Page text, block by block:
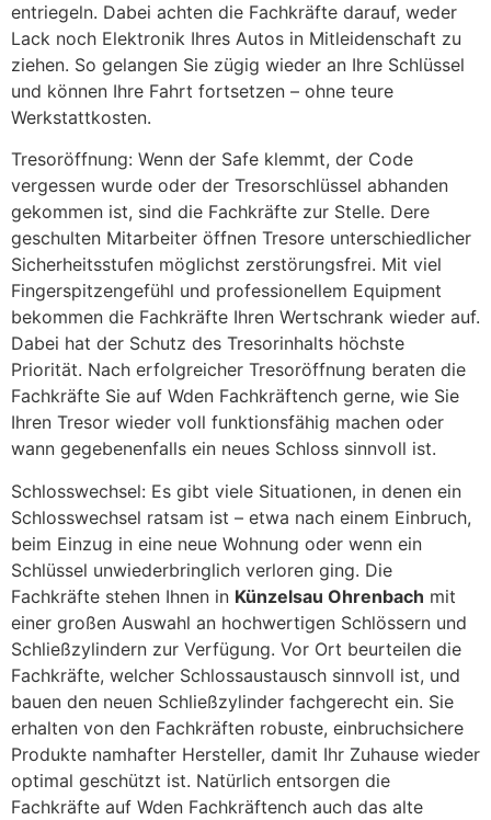
entriegeln. Dabei achten die Fachkräfte darauf, weder
Lack noch Elektronik Ihres Autos in Mitleidenschaft zu
ziehen. So gelangen Sie zügig wieder an Ihre Schlüssel
und können Ihre Fahrt fortsetzen – ohne teure
Werkstattkosten.
Tresoröffnung: Wenn der Safe klemmt, der Code
vergessen wurde oder der Tresorschlüssel abhanden
gekommen ist, sind die Fachkräfte zur Stelle. Dere
geschulten Mitarbeiter öffnen Tresore unterschiedlicher
Sicherheitsstufen möglichst zerstörungsfrei. Mit viel
Fingerspitzengefühl und professionellem Equipment
bekommen die Fachkräfte Ihren Wertschrank wieder auf.
Dabei hat der Schutz des Tresorinhalts höchste
Priorität. Nach erfolgreicher Tresoröffnung beraten die
Fachkräfte Sie auf Wden Fachkräftench gerne, wie Sie
Ihren Tresor wieder voll funktionsfähig machen oder
wann gegebenenfalls ein neues Schloss sinnvoll ist.
Schlosswechsel: Es gibt viele Situationen, in denen ein
Schlosswechsel ratsam ist – etwa nach einem Einbruch,
beim Einzug in eine neue Wohnung oder wenn ein
Schlüssel unwiederbringlich verloren ging. Die
Fachkräfte stehen Ihnen in Künzelsau Ohrenbach mit
einer großen Auswahl an hochwertigen Schlössern und
Schließzylindern zur Verfügung. Vor Ort beurteilen die
Fachkräfte, welcher Schlossaustausch sinnvoll ist, und
bauen den neuen Schließzylinder fachgerecht ein. Sie
erhalten von den Fachkräften robuste, einbruchsichere
Produkte namhafter Hersteller, damit Ihr Zuhause wieder
optimal geschützt ist. Natürlich entsorgen die
Fachkräfte auf Wden Fachkräftench auch das alte